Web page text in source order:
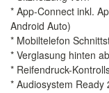
* App-Connect inkl.
Android Auto)
* Mobiltelefon
* Verglasung hinten
* Reifendruck-
* Audiosystem Ready